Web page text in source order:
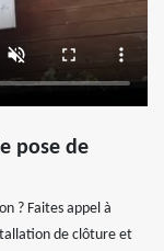
pose de
? Faites appel à
de clôture et